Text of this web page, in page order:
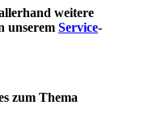
weitere
unserem Service-
zum Thema